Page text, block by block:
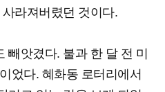
라져버렸던 것이다.
빼앗겼다. 불과 한 달 전 미
었다. 혜화동 로터리에서